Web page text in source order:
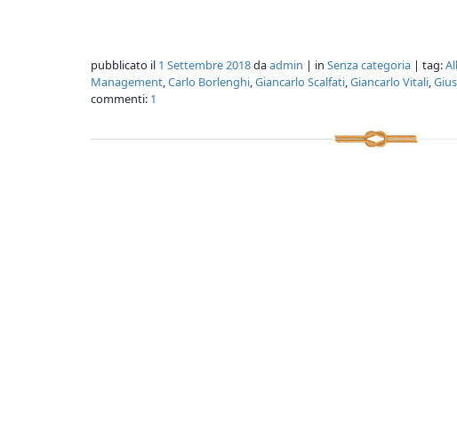
pubblicato il 1 Settembre 2018daadmin | in Senza categoria | tag:
Management,Carlo Borlenghi,Giancarlo Scalfati,Giancarlo Vitali,
commenti: 1